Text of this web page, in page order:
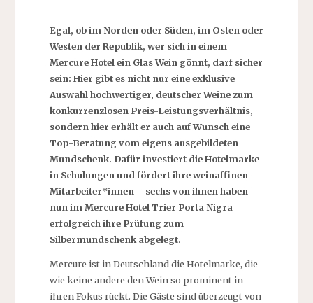
Egal, ob im Norden oder Süden, im Osten oder
Westen der Republik, wer sich in einem
Mercure Hotel ein Glas Wein gönnt, darf sicher
sein: Hier gibt es nicht nur eine exklusive
Auswahl hochwertiger, deutscher Weine zum
konkurrenzlosen Preis-Leistungsverhältnis,
sondern hier erhält er auch auf Wunsch eine
Top-Beratung vom eigens ausgebildeten
Mundschenk. Dafür investiert die Hotelmarke
in Schulungen und fördert ihre weinaffinen
Mitarbeiter*innen – sechs von ihnen haben
nun im Mercure Hotel Trier Porta Nigra
erfolgreich ihre Prüfung zum
Silbermundschenk abgelegt.
Mercure ist in Deutschland die Hotelmarke, die
wie keine andere den Wein so prominent in
ihren Fokus rückt. Die Gäste sind überzeugt von